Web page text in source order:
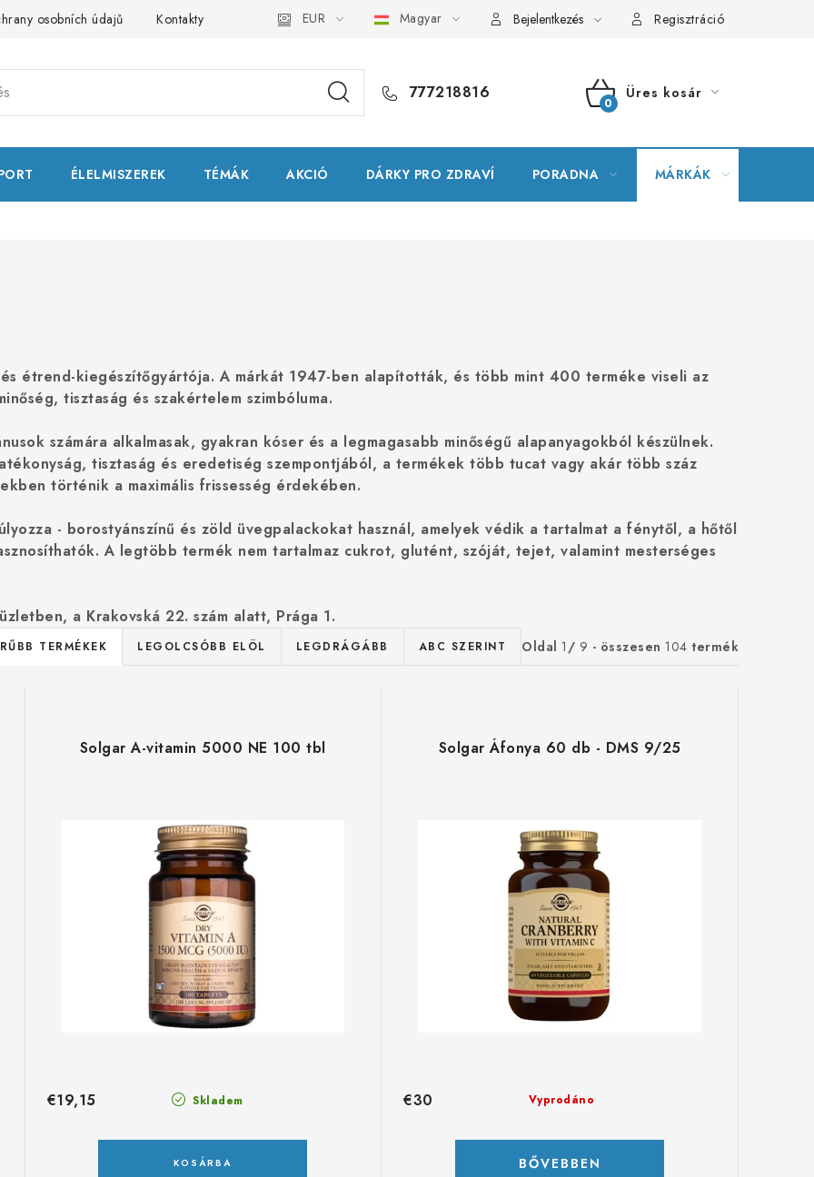
osobních údajů Kontakty Natural Health Store Fogalomtár Szerver terkepe Rendelésem
EUR Magyar Bejelentkezés Regisztráció
777218816
KOSÁR
Üres kosár
ÉLELMISZEREK TÉMÁK AKCIÓ DÁRKY PRO ZDRAVÍ PORADNA MÁRKÁK
étrend-kiegészítőgyártója. A márkát 1947-ben alapították, és több mint 400 terméke viseli az
tisztaság és szakértelem szimbóluma.
számára alkalmasak, gyakran kóser és a legmagasabb minőségű alapanyagokból készülnek.
tisztaság és eredetiség szempontjából, a termékek több tucat vagy akár több száz
történik a maximális frissesség érdekében.
- borostyánszínű és zöld üvegpalackokat használ, amelyek védik a tartalmat a fénytől, a hőtől
A legtöbb termék nem tartalmaz cukrot, glutént, szóját, tejet, valamint mesterséges
a Krakovská 22. szám alatt, Prága 1.
Oldal 1 / 9 - összesen 104 termék
TERMÉKEK LEGOLCSÓBB ELÖL LEGDRÁGÁBB ABC SZERINT
Solgar A-vitamin 5000 NE 100 tbl
Skladem
€19,15
KOSÁRBA
Solgar Áfonya 60 db - DMS 9/25
Vyprodáno
€30
BŐVEBBEN